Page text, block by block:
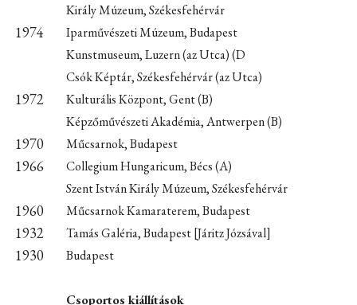
Király Múzeum, Székesfehérvár
1974
Iparművészeti Múzeum, Budapest
Kunstmuseum, Luzern (az Utca) (D
Csók Képtár, Székesfehérvár (az Utca)
1972
Kulturális Központ, Gent (B)
Képzőművészeti Akadémia, Antwerpen (B)
1970 Műcsarnok, Budapest
1966
Collegium Hungaricum, Bécs (A)
Szent István Király Múzeum, Székesfehérvár
1960 Műcsarnok Kamaraterem, Budapest
1932 Tamás Galéria, Budapest [Járitz Józsával]
1930 Budapest
Csoportos kiállítások